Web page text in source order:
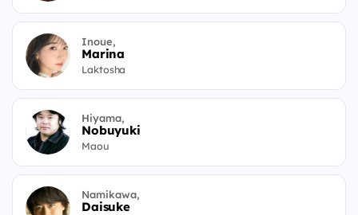
Inoue,
Marina
Laktosha
Hiyama,
Nobuyuki
Maou
Namikawa,
Daisuke